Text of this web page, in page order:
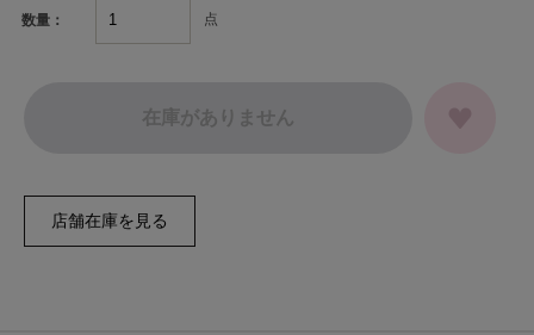
数量： 点
在庫がありません